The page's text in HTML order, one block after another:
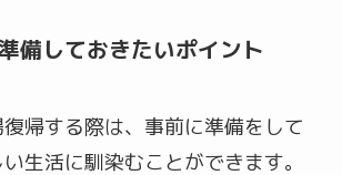
備しておきたいポイント
帰する際は、事前に準備をして
生活に馴染むことができます。